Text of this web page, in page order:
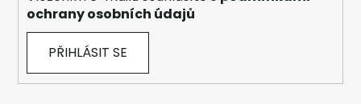
ochrany osobních údajů
PŘIHLÁSIT SE